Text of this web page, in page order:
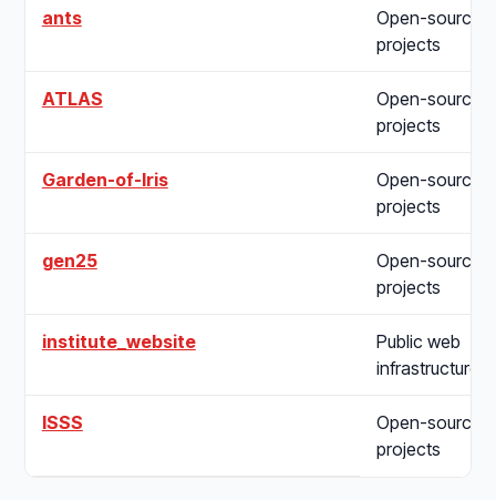
ants
Open-source
projects
ATLAS
Open-source
projects
Garden-of-Iris
Open-source
projects
gen25
Open-source
projects
institute_website
Public web
infrastructure
ISSS
Open-source
projects